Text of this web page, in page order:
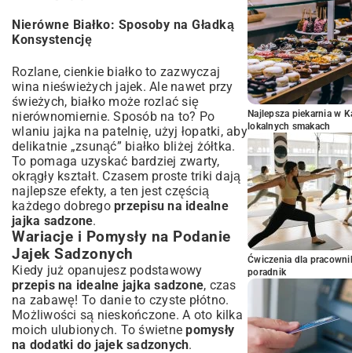
Nierówne Białko: Sposoby na Gładką
Konsystencję
Rozlane, cienkie białko to zazwyczaj
wina nieświeżych jajek. Ale nawet przy
świeżych, białko może rozlać się
nierównomiernie. Sposób na to? Po
wlaniu jajka na patelnię, użyj łopatki, aby
delikatnie „zsunąć” białko bliżej żółtka.
To pomaga uzyskać bardziej zwarty,
okrągły kształt. Czasem proste triki dają
najlepsze efekty, a ten jest częścią
każdego dobrego przepisu na idealne
jajka sadzone.
Wariacje i Pomysły na Podanie
Jajek Sadzonych
Kiedy już opanujesz podstawowy
przepis na idealne jajka sadzone, czas
na zabawę! To danie to czyste płótno.
Możliwości są nieskończone. A oto kilka
moich ulubionych. To świetnepomysły
na dodatki do jajek sadzonych.
Najlepsza piekarnia w
lokalnych smakach
Ćwiczenia dla
poradnik